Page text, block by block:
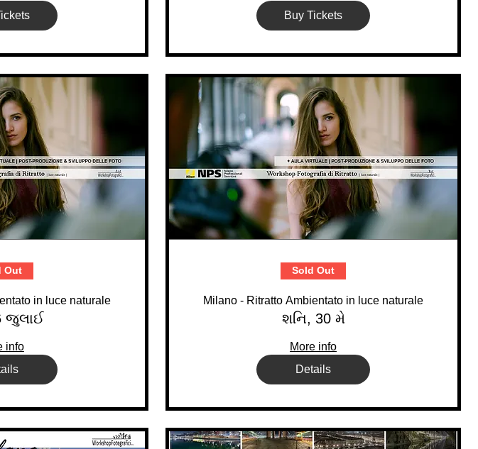
Buy Tickets
Out
in luce naturale
જુલાઈ
info
Sold Out
Milano - Ritratto Ambientato in luce naturale
શનિ, 30 મે
More info
Details